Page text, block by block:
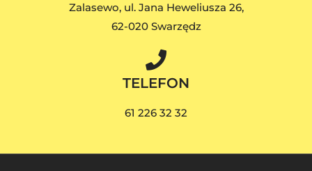
Zalasewo, ul. Jana Heweliusza 26,
62-020 Swarzędz
TELEFON
61 226 32 32